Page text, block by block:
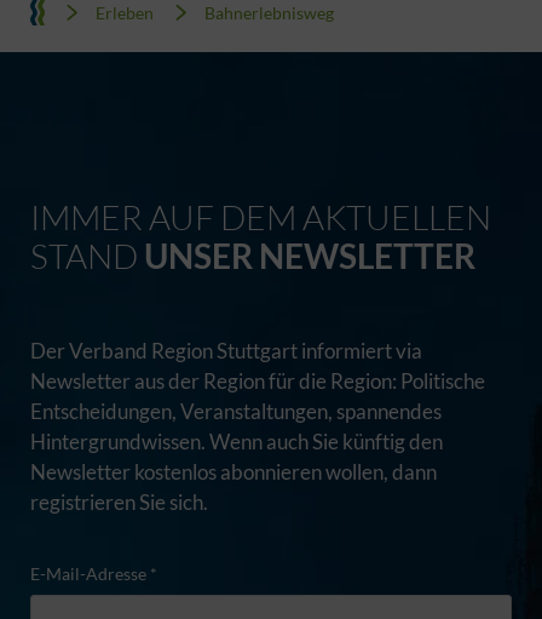
Erleben Bahnerlebnisweg
IMMER AUF DEM AKTUELLEN
STAND UNSER NEWSLETTER
Der Verband Region Stuttgart informiert via
Newsletter aus der Region für die Region: Politische
Entscheidungen, Veranstaltungen, spannendes
Hintergrundwissen. Wenn auch Sie künftig den
Newsletter kostenlos abonnieren wollen, dann
registrieren Sie sich.
E-Mail-Adresse *